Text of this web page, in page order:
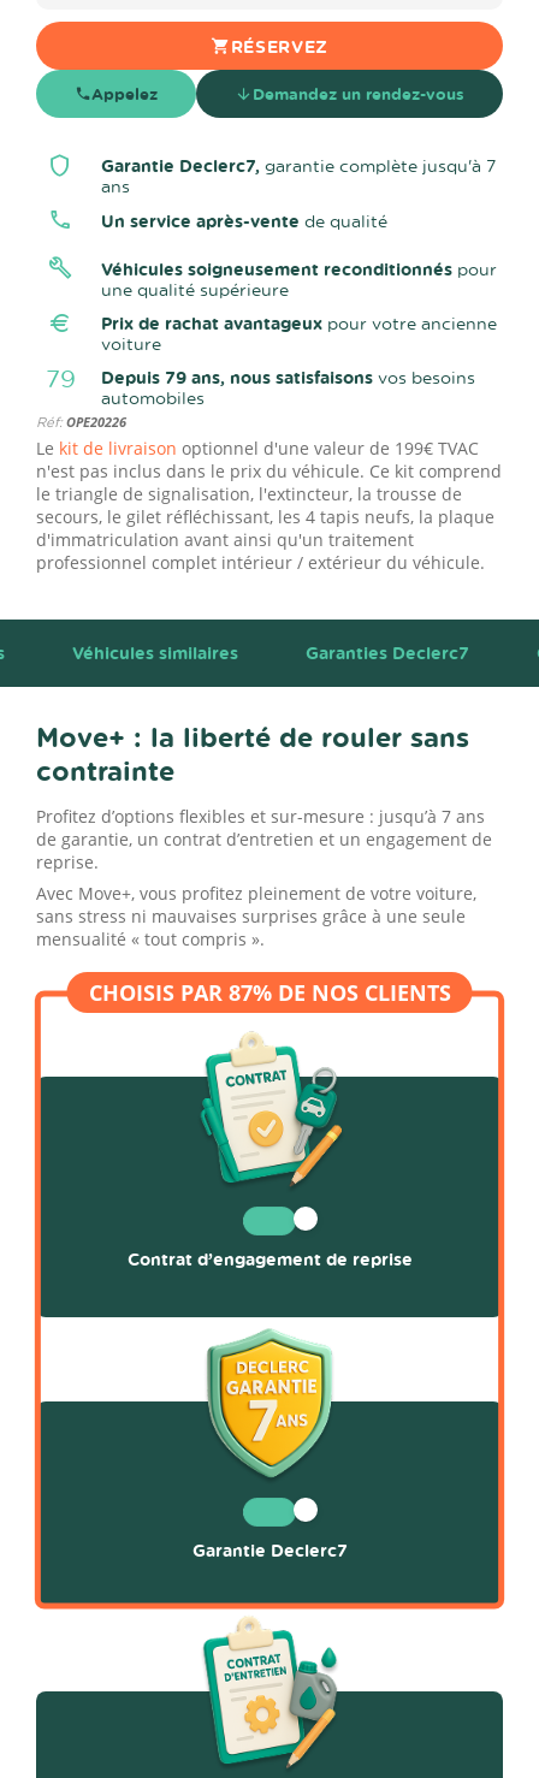
RÉSERVEZ
Appelez Demandez un rendez-vous
Garantie Declerc7, garantie complète jusqu'à 7
ans
Un service après-vente de qualité
Véhicules soigneusement reconditionnés pour
une qualité supérieure
Prix de rachat avantageux pour votre ancienne
voiture
79 Depuis 79 ans, nous satisfaisons vos besoins
automobiles
Réf: OPE20226
Le kit de livraison optionnel d'une valeur de 199€ TVAC
n'est pas inclus dans le prix du véhicule. Ce kit comprend
le triangle de signalisation, l'extincteur, la trousse de
secours, le gilet réfléchissant, les 4 tapis neufs, la plaque
d'immatriculation avant ainsi qu'un traitement
professionnel complet intérieur / extérieur du véhicule.
Véhicules similaires Garanties Declerc7
Move+ : la liberté de rouler sans
contrainte
Profitez d’options flexibles et sur-mesure : jusqu’à 7 ans
de garantie, un contrat d’entretien et un engagement de
reprise.
Avec Move+, vous profitez pleinement de votre voiture,
sans stress ni mauvaises surprises grâce à une seule
mensualité « tout compris ».
Contrat d’engagement de reprise
Garantie Declerc7